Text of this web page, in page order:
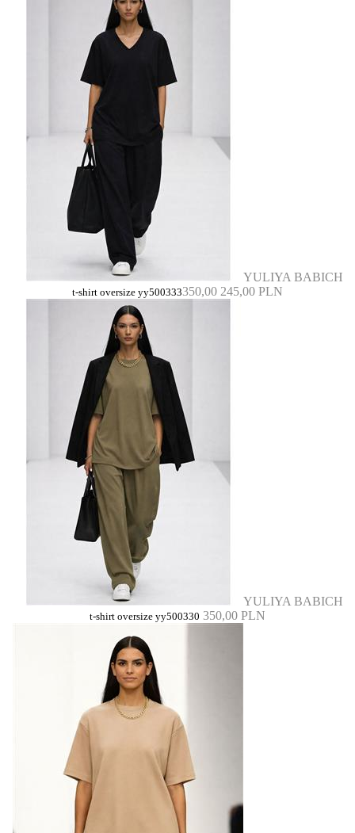
YULIYA BABICH
t-shirt oversize yy500333350,00 245,00 PLN
YULIYA BABICH
t-shirt oversize yy500330 350,00 PLN